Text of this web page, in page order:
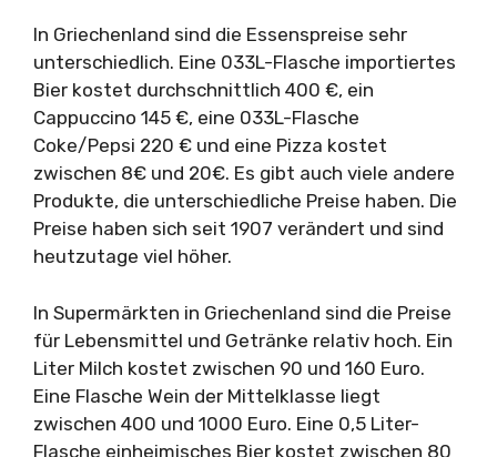
In Griechenland sind die Essenspreise sehr
unterschiedlich. Eine 033L-Flasche importiertes
Bier kostet durchschnittlich 400 €, ein
Cappuccino 145 €, eine 033L-Flasche
Coke/Pepsi 220 € und eine Pizza kostet
zwischen 8€ und 20€. Es gibt auch viele andere
Produkte, die unterschiedliche Preise haben. Die
Preise haben sich seit 1907 verändert und sind
heutzutage viel höher.
In Supermärkten in Griechenland sind die Preise
für Lebensmittel und Getränke relativ hoch. Ein
Liter Milch kostet zwischen 90 und 160 Euro.
Eine Flasche Wein der Mittelklasse liegt
zwischen 400 und 1000 Euro. Eine 0,5 Liter-
Flasche einheimisches Bier kostet zwischen 80